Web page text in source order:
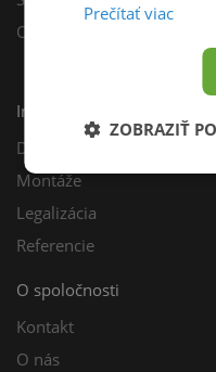
Odporúčací program
Inštalácie
Dotácie
Montáže
Legalizácia
Referencie
O spoločnosti
Kontakt
O nás
Prečítať viac
ZOBRAZIŤ